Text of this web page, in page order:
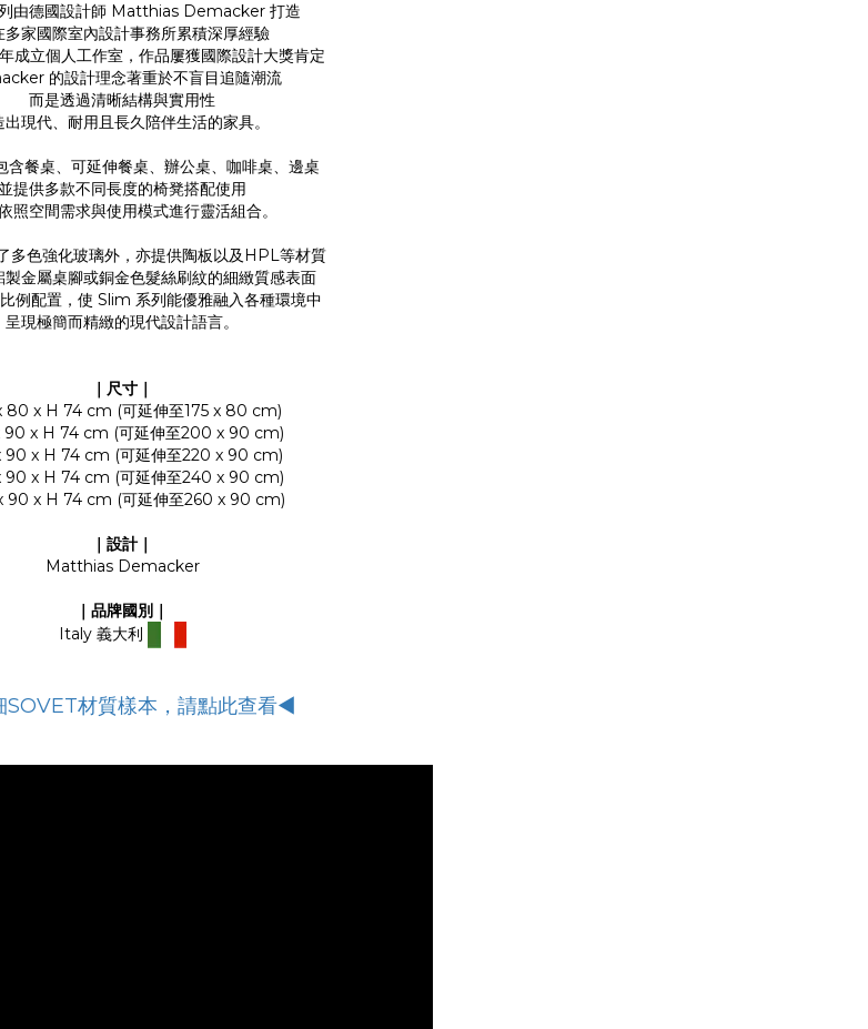
由德國設計師 Matthias Demacker 打造
多家國際室內設計事務所累積深厚經驗
成立個人工作室，作品屢獲國際設計大獎肯定
的設計理念著重於不盲目追隨潮流
而是透過清晰結構與實用性
出現代、耐用且長久陪伴生活的家具。
含餐桌、可延伸餐桌、辦公桌、咖啡桌、邊桌
並提供多款不同長度的椅凳搭配使用
照空間需求與使用模式進行靈活組合。
多色強化玻璃外，亦提供陶板以及HPL等材質
製金屬桌腳或銅金色髮絲刷紋的細緻質感表面
例配置，使 Slim 系列能優雅融入各種環境中
呈現極簡而精緻的現代設計語言。
｜尺寸｜
80 x H 74 cm (可延伸至175 x 80 cm)
90 x H 74 cm (可延伸至200 x 90 cm)
90 x H 74 cm (可延伸至220 x 90 cm)
90 x H 74 cm (可延伸至240 x 90 cm)
90 x H 74 cm (可延伸至260 x 90 cm)
｜設計｜
Matthias Demacker
｜品牌國別｜
Italy 義大利
SOVET材質樣本，請點此查看◀